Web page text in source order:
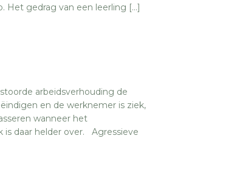
Het gedrag van een leerling […]
arbeidsverhouding de
en de werknemer is ziek,
wanneer het
is daar helder over. Agressieve